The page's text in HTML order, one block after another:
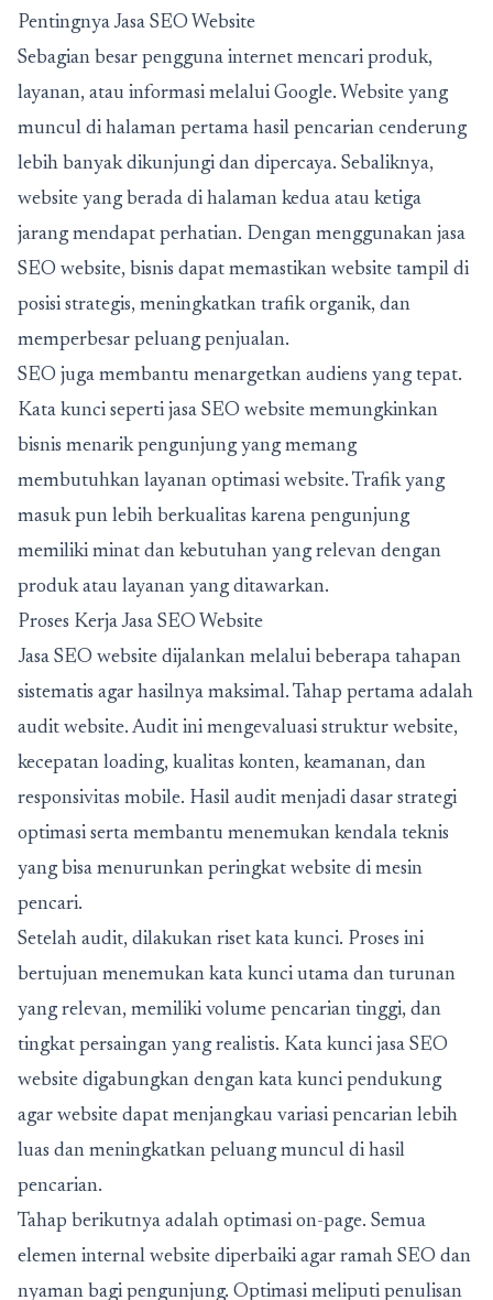
Pentingnya Jasa SEO Website
Sebagian besar pengguna internet mencari produk,
layanan, atau informasi melalui Google. Website yang
muncul di halaman pertama hasil pencarian cenderung
lebih banyak dikunjungi dan dipercaya. Sebaliknya,
website yang berada di halaman kedua atau ketiga
jarang mendapat perhatian. Dengan menggunakan jasa
SEO website, bisnis dapat memastikan website tampil di
posisi strategis, meningkatkan trafik organik, dan
memperbesar peluang penjualan.
SEO juga membantu menargetkan audiens yang tepat.
Kata kunci seperti jasa SEO website memungkinkan
bisnis menarik pengunjung yang memang
membutuhkan layanan optimasi website. Trafik yang
masuk pun lebih berkualitas karena pengunjung
memiliki minat dan kebutuhan yang relevan dengan
produk atau layanan yang ditawarkan.
Proses Kerja Jasa SEO Website
Jasa SEO website dijalankan melalui beberapa tahapan
sistematis agar hasilnya maksimal. Tahap pertama adalah
audit website. Audit ini mengevaluasi struktur website,
kecepatan loading, kualitas konten, keamanan, dan
responsivitas mobile. Hasil audit menjadi dasar strategi
optimasi serta membantu menemukan kendala teknis
yang bisa menurunkan peringkat website di mesin
pencari.
Setelah audit, dilakukan riset kata kunci. Proses ini
bertujuan menemukan kata kunci utama dan turunan
yang relevan, memiliki volume pencarian tinggi, dan
tingkat persaingan yang realistis. Kata kunci jasa SEO
website digabungkan dengan kata kunci pendukung
agar website dapat menjangkau variasi pencarian lebih
luas dan meningkatkan peluang muncul di hasil
pencarian.
Tahap berikutnya adalah optimasi on-page. Semua
elemen internal website diperbaiki agar ramah SEO dan
nyaman bagi pengunjung. Optimasi meliputi penulisan